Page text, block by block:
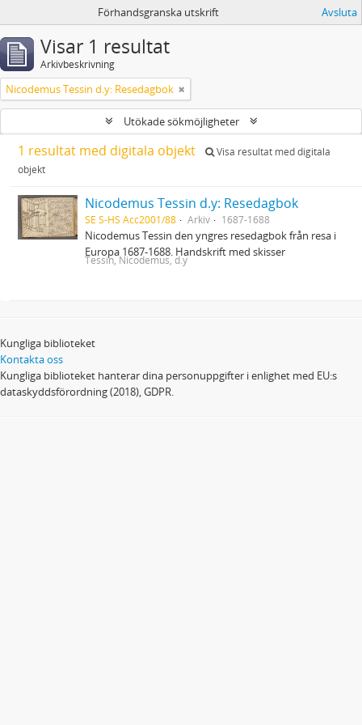
Förhandsgranska utskrift Avsluta
Visar 1 resultat
Arkivbeskrivning
Nicodemus Tessin d.y: Resedagbok
Utökade sökmöjligheter
1 resultat med digitala objekt
Visa resultat med digitala
objekt
Nicodemus Tessin d.y: Resedagbok
SE S-HS Acc2001/88 Arkiv 1687-1688
Nicodemus Tessin den yngres resedagbok från resa i
Europa 1687-1688. Handskrift med skisser
Tessin, Nicodemus, d.y
Kungliga biblioteket
Kontakta oss
Kungliga biblioteket hanterar dina personuppgifter i enlighet med EU:s
dataskyddsförordning (2018), GDPR.